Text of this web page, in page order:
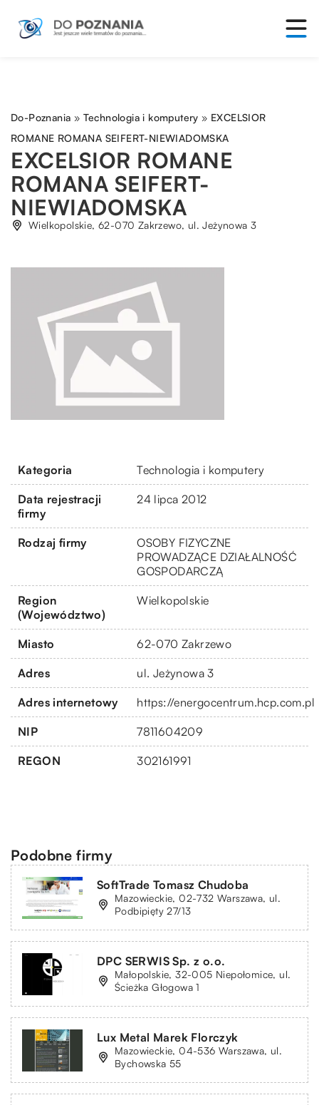
Do-Poznania » Technologia i komputery » EXCELSIOR
ROMANE ROMANA SEIFERT-NIEWIADOMSKA
EXCELSIOR ROMANE
ROMANA SEIFERT-
NIEWIADOMSKA
Wielkopolskie, 62-070 Zakrzewo, ul. Jeżynowa 3
Kategoria Technologia i komputery
Data rejestracji
firmy
24 lipca 2012
Rodzaj firmy
OSOBY FIZYCZNE
PROWADZĄCE DZIAŁALNOŚĆ
GOSPODARCZĄ
Region
(Województwo)
Wielkopolskie
Miasto 62-070 Zakrzewo
Adres ul. Jeżynowa 3
Adres internetowy https://energocentrum.hcp.com.pl
NIP 7811604209
REGON 302161991
Podobne firmy
SoftTrade Tomasz Chudoba
Mazowieckie, 02-732 Warszawa, ul.
Podbipięty 27/13
DPC SERWIS Sp. z o.o.
Małopolskie, 32-005 Niepołomice, ul.
Ścieżka Głogowa 1
Lux Metal Marek Florczyk
Mazowieckie, 04-536 Warszawa, ul.
Bychowska 55